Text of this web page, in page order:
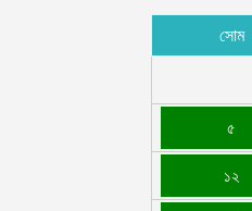
সোম
৫
১২